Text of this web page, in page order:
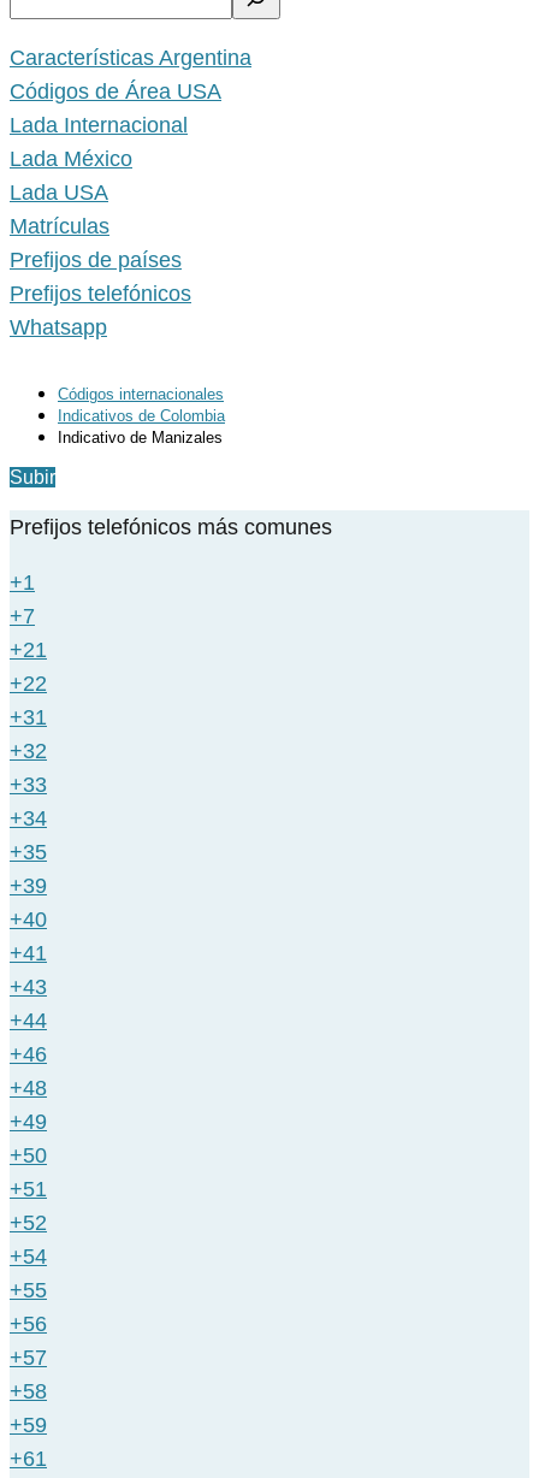
Características Argentina
Códigos de Área USA
Lada Internacional
Lada México
Lada USA
Matrículas
Prefijos de países
Prefijos telefónicos
Whatsapp
Códigos internacionales
Indicativos de Colombia
Indicativo de Manizales
Subir
Prefijos telefónicos más comunes
+1
+7
+21
+22
+31
+32
+33
+34
+35
+39
+40
+41
+43
+44
+46
+48
+49
+50
+51
+52
+54
+55
+56
+57
+58
+59
+61